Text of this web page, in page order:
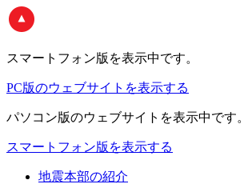
スマートフォン版 を表示中です。
PC版のウェブサイトを表示する
パソコン版のウェブサイトを表示中です。
スマートフォン版を表示する
地震本部の紹介